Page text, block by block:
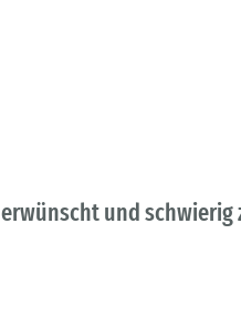
und schwierig